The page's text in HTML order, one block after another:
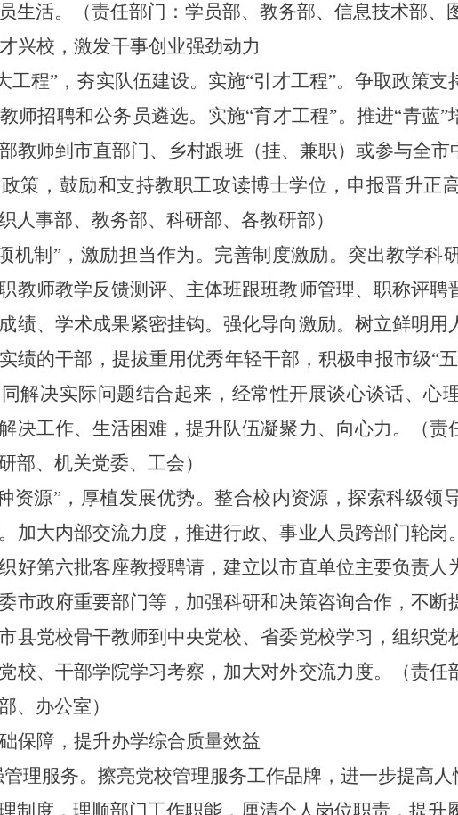
生活。
（责任部门：学员部、教务部、信息技术部、
兴校，激发干事创业强劲动力
工程”，夯实队伍建设。 实施“引才工程”。争取政策
师招聘和公务员遴选。实施“育才工程”。推进“青蓝”
教师到市直部门、乡村跟班（挂、兼职）或参与全市
策，鼓励和支持教职工攻读博士学位，申报晋升正
人事部、教务部、科研部、各教研部）
机制”，激励担当作为。 完善制度激励。突出教学科
教师教学反馈测评、主体班跟班教师管理、职称评聘
绩、学术成果紧密挂钩。强化导向激励。树立鲜明用
绩的干部，提拔重用优秀年轻干部，积极申报市级“
解决实际问题结合起来，经常性开展谈心谈话、心
决工作、生活困难，提升队伍凝聚力、向心力。
（
部、机关党委、工会）
资源”，厚植发展优势。整合校内资源，探索科级领
加大内部交流力度，推进行政、事业人员跨部门轮
好第六批客座教授聘请，建立以市直单位主要负责人
市政府重要部门等，加强科研和决策咨询合作，不断
县党校骨干教师到中央党校、省委党校学习，组织
校、干部学院学习考察，加大对外交流力度。（责
、办公室）
保障，提升办学综合质量效益
理服务。 擦亮党校管理服务工作品牌，进一步提高人
制度，理顺部门工作职能，厘清个人岗位职责，提升